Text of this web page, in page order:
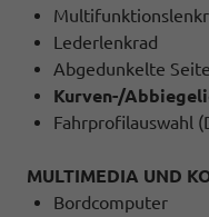
Lederlenkrad
Abgedunkelte
Kurven-/
Fahrprofilauswahl
MULTIMEDIA UND
Bordcomputer